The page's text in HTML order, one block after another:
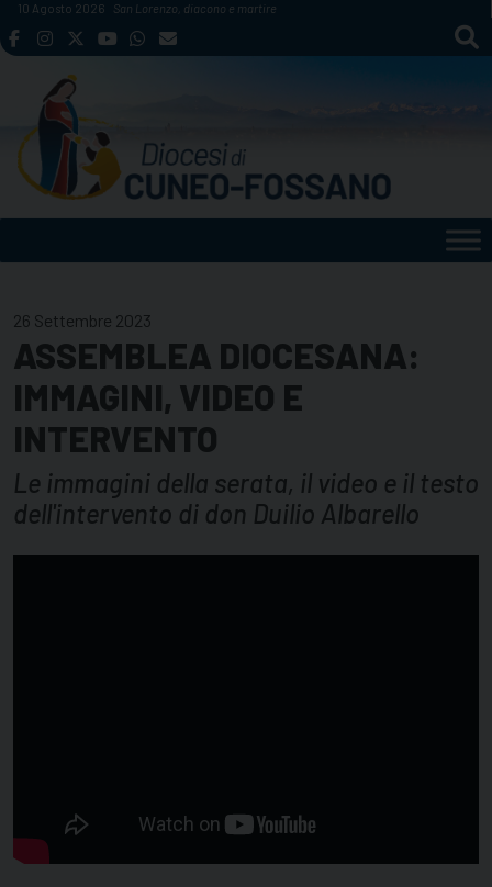
Skip
to
10 Agosto 2026 San Lorenzo, diacono e martire
26 Settembre 2023
ASSEMBLEA DIOCESANA:
IMMAGINI, VIDEO E
INTERVENTO
Le immagini della serata, il video e il testo
dell'intervento di don Duilio Albarello